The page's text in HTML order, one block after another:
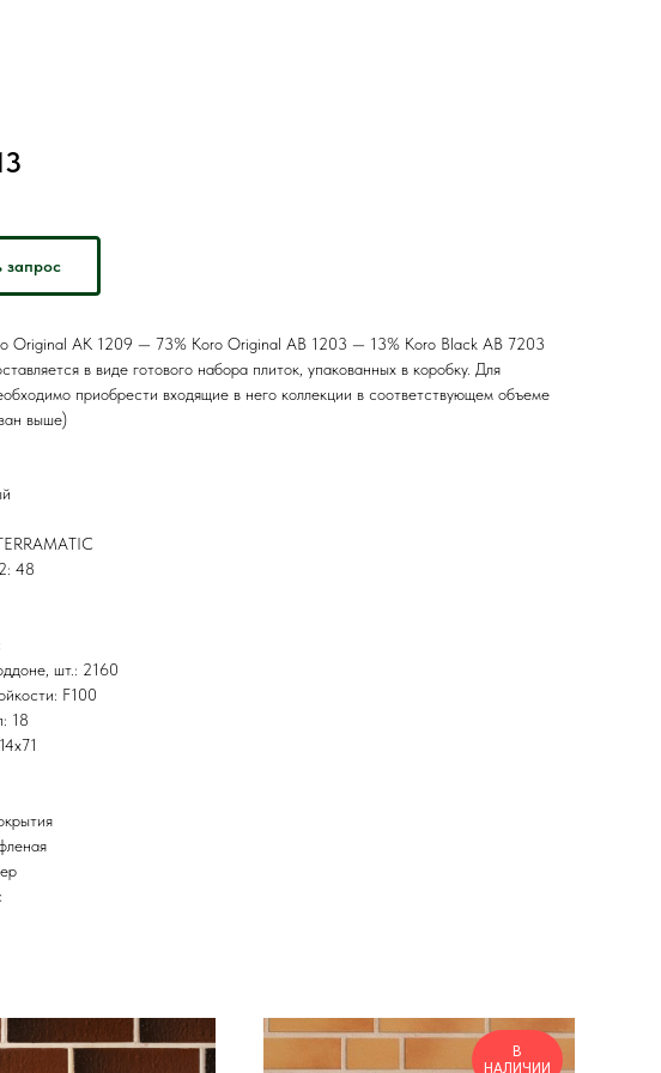
запрос
Original AK 1209 — 73% Koro Original AB 1203 — 13% Koro Black AB 7203
в виде готового набора плиток, упакованных в коробку. Для
приобрести входящие в него коллекции в соответствующем объеме
выше)
48
шт.: 2160
F100
18
В
НАЛИЧИИ